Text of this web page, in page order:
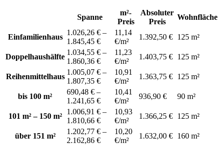
Spanne
m²-
Preis
Absoluter
Preis
Wohnfläche
Einfamilienhaus
1.026,26 € –
1.845,45 €
11,14
€/m²
1.392,50 € 125 m²
Doppelhaushälfte
1.034,55 € –
1.860,36 €
11,23
€/m²
1.403,75 € 125 m²
Reihenmittelhaus
1.005,07 € –
1.807,35 €
10,91
€/m²
1.363,75 € 125 m²
bis 100 m²
690,48 € –
1.241,65 €
10,41
€/m²
936,90 € 90 m²
101 m² – 150 m²
1.006,91 € –
1.810,66 €
10,93
€/m²
1.366,25 € 125 m²
über 151 m²
1.202,77 € –
2.162,86 €
10,20
€/m²
1.632,00 € 160 m²